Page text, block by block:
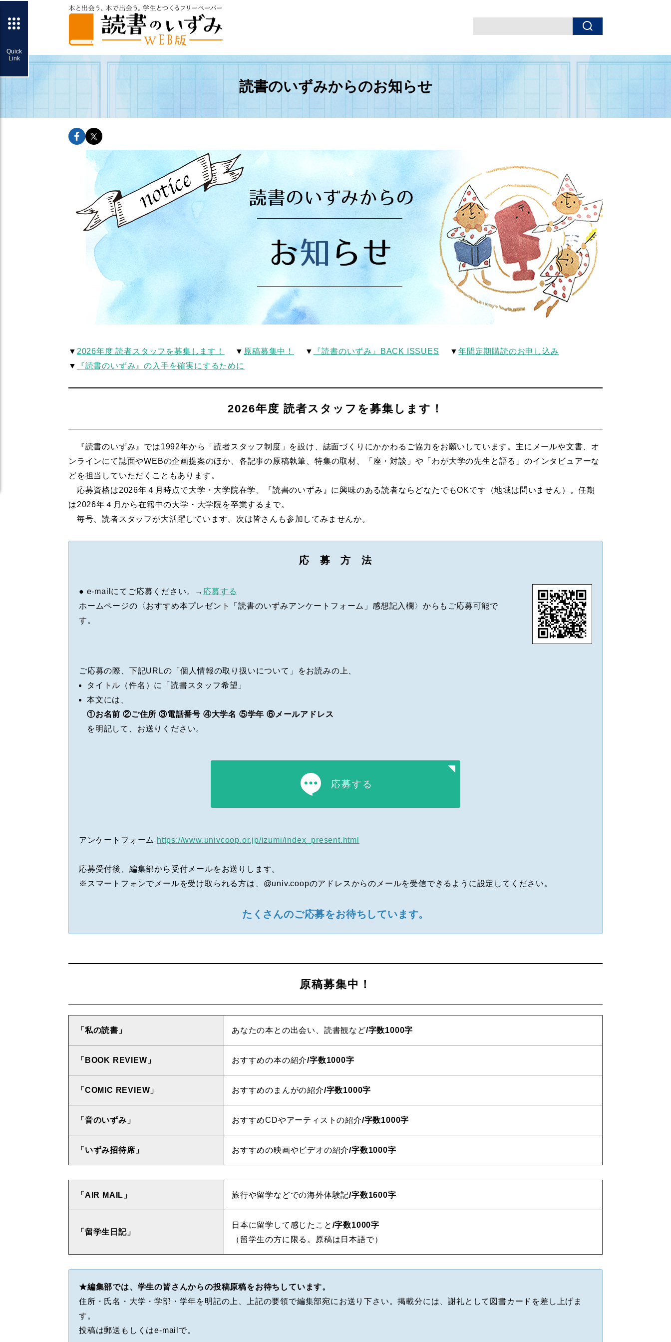
読書のいずみからのお知らせ
facebookでshareできます
▼ 2026年度 読者スタッフを募集します！ ▼ 原稿募集中！ ▼ 『読書のいずみ』BACK ISSUES ▼年間定期購読のお申し込み
▼
『読書のいずみ』の入手を確実にするために
2026年度 読者スタッフを募集します！
『読書のいずみ』では1992年から「読者スタッフ制度」を設け、誌面づくりにかかわるご協力をお願いしています。主にメールや文書、オ
ンラインにて誌面やWEBの企画提案のほか、各記事の原稿執筆、特集の取材、「座・対談」や「わが大学の先生と語る」のインタビュアーな
どを担当していただくこともあります。
応募資格は2026年４月時点で大学・大学院在学、『読書のいずみ』に興味のある読者ならどなたでもOKです（地域は問いません）。任期
は2026年４月から在籍中の大学・大学院を卒業するまで。
毎号、読者スタッフが大活躍しています。次は皆さんも参加してみませんか。
応 募 方 法
● e-mailにてご応募ください。→ 応募する
ホームページの〈おすすめ本プレゼント「読書のいずみアンケートフォーム」感想記入欄〉からもご応募可能で
す。
ご応募の際、下記URLの「個人情報の取り扱いについて」をお読みの上、
タイトル（件名）に「読書スタッフ希望」
本文には、
①お名前 ②ご住所 ③電話番号 ④大学名 ⑤学年 ⑥メールアドレス
を明記して、お送りください。
応募する
アンケートフォーム https://www.univcoop.or.jp/izumi/index_present.html
応募受付後、編集部から受付メールをお送りします。
※スマートフォンでメールを受け取られる方は、@univ.coopのアドレスからのメールを受信できるように設定してください。
たくさんのご応募をお待ちしています。
原稿募集中！
「私の読書」 あなたの本との出会い、読書観など/字数1000字
「BOOK REVIEW」 おすすめの本の紹介/字数1000字
「COMIC REVIEW」 おすすめのまんがの紹介/字数1000字
「音のいずみ」 おすすめCDやアーティストの紹介/字数1000字
「いずみ招待席」 おすすめの映画やビデオの紹介/字数1000字
「AIR MAIL」 旅行や留学などでの海外体験記/字数1600字
「留学生日記」
日本に留学して感じたこと /字数1000字
（留学生の方に限る。原稿は日本語で）
★編集部では、学生の皆さんからの投稿原稿をお待ちしています。
住所・氏名・大学・学部・学年を明記の上、上記の要領で編集部宛にお送り下さい。掲載分には、謝礼として図書カードを差し上げま
す。
投稿は郵送もしくはe-mailで。